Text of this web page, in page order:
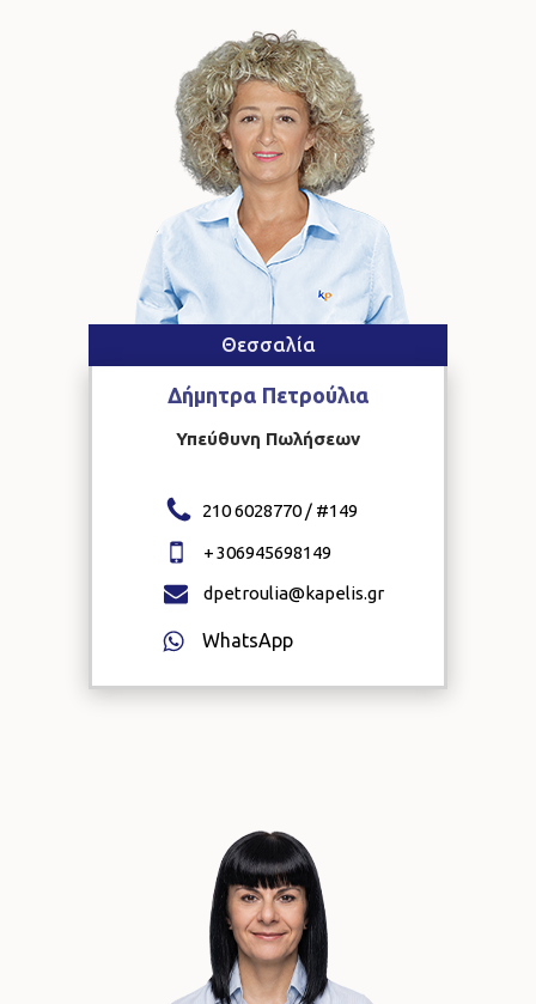
Θεσσαλία
Δήμητρα Πετρούλια
Υπεύθυνη Πωλήσεων
210 6028770 / #149
+306945698149
dpetroulia@kapelis.gr
WhatsApp